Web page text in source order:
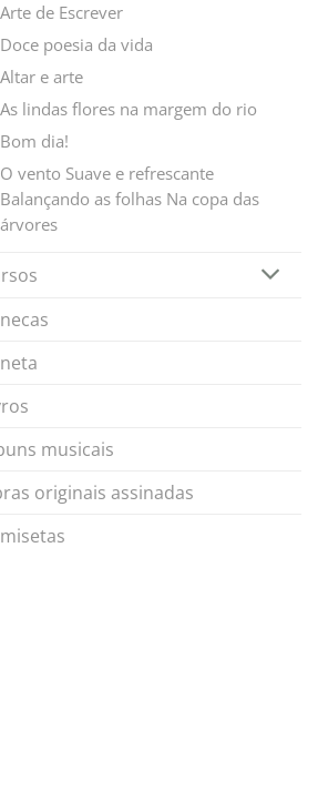
Arte de Escrever
Doce poesia da vida
Altar e arte
As lindas flores na margem do rio
Bom dia!
O vento Suave e refrescante
Balançando as folhas Na copa das
árvores
musicais
originais assinadas